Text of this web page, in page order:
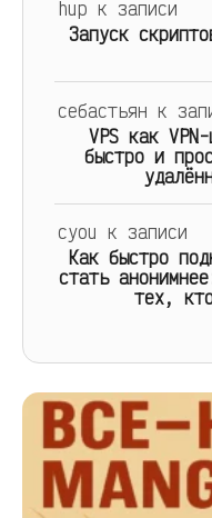
hup к записи
Запуск
себастьян к
VPS как
быстро и
cyou к записи
Как быстро
стать
тех,